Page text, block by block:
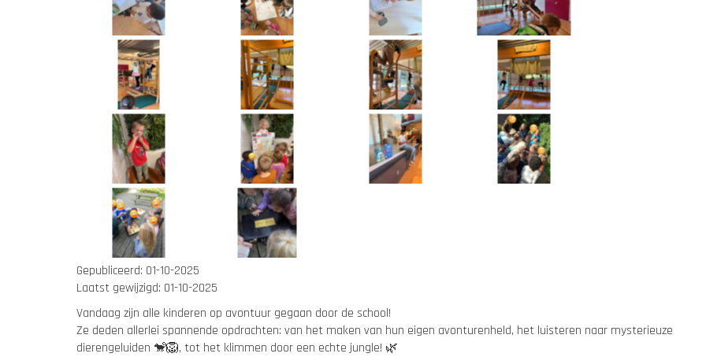
Gepubliceerd: 01-10-2025
Laatst gewijzigd: 01-10-2025
Vandaag zijn alle kinderen op avontuur gegaan door de school!
Ze deden allerlei spannende opdrachten: van het maken van hun eigen avonturenheld, het luisteren naar mysterieuze
dierengeluiden 🐒🦁, tot het klimmen door een echte jungle! 🌿